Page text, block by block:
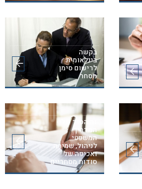
בקשה
בינלאומית
לרישום סימן
מסחר
זה הסוד שלי-
המדריך
המשפטי
לניהול, שמירה
ואכיפה של
סודות מסחריים